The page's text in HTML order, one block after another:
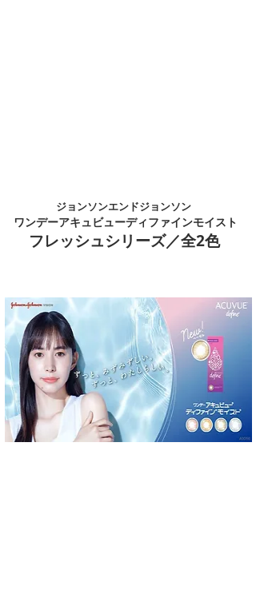
​ジョンソンエンドジョンソン
​ワンデーアキュビューディファインモイスト
​フレッシュシリーズ／全2色